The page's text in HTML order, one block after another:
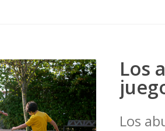
Los
Los